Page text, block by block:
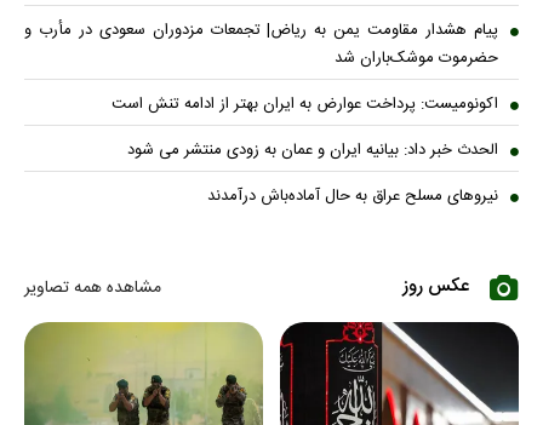
پیام هشدار مقاومت یمن به ریاض| تجمعات مزدوران سعودی در مأرب و
حضرموت موشک‌باران شد
اکونومیست: پرداخت عوارض به ایران بهتر از ادامه تنش است
الحدث خبر داد: بیانیه ایران و عمان به زودی منتشر می شود
نیروهای مسلح عراق به حال آماده‌باش درآمدند
عکس روز مشاهده همه تصاویر